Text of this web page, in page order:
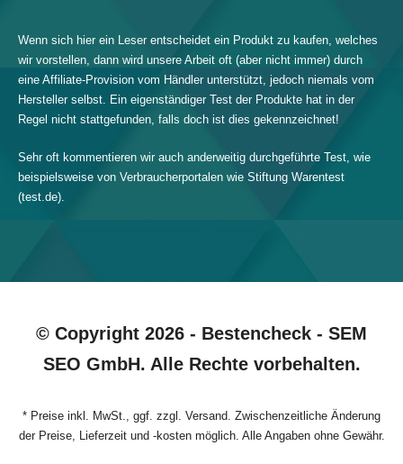
Wenn sich hier ein Leser entscheidet ein Produkt zu kaufen, welches
wir vorstellen, dann wird unsere Arbeit oft (aber nicht immer) durch
eine Affiliate-Provision vom Händler unterstützt, jedoch niemals vom
Hersteller selbst. Ein eigenständiger Test der Produkte hat in der
Regel nicht stattgefunden, falls doch ist dies gekennzeichnet!
Sehr oft kommentieren wir auch anderweitig durchgeführte Test, wie
beispielsweise von Verbraucherportalen wie Stiftung Warentest
(test.de).
© Copyright 2026 - Bestencheck - SEM
SEO GmbH. Alle Rechte vorbehalten.
* Preise inkl. MwSt., ggf. zzgl. Versand. Zwischenzeitliche Änderung
der Preise, Lieferzeit und -kosten möglich. Alle Angaben ohne Gewähr.